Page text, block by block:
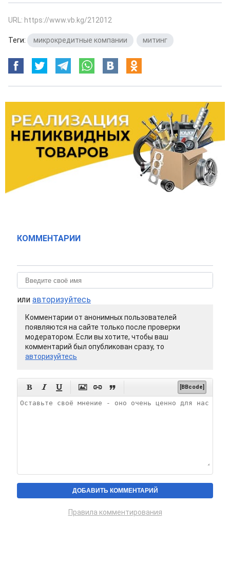
URL: https://www.vb.kg/212012
Теги: микрокредитные компании митинг
КОММЕНТАРИИ
или авторизуйтесь
Комментарии от анонимных пользователей
появляются на сайте только после проверки
модератором. Если вы хотите, чтобы ваш
комментарий был опубликован сразу, то
авторизуйтесь
      [BBcode]
Правила комментирования